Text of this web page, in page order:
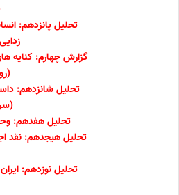
تحلیل پانزدهم:
گزارش چهارم: کنایه
تحلیل شانزدهم:
تحلیل هفدهم:
تحلیل هیجدهم: نقد
تحلیل نوزدهم: